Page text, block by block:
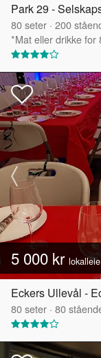
Park 29 -
80seter · 200
*Mat eller drikke for
5 000 kr lokalleie
80seter · 80